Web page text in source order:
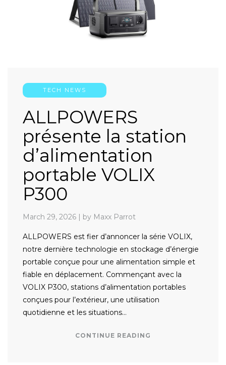
TECH NEWS
ALLPOWERS
présente la station
d’alimentation
portable VOLIX
P300
March 29, 2026 | by Maxx Parrot
ALLPOWERS est fier d’annoncer la série VOLIX,
notre dernière technologie en stockage d’énergie
portable conçue pour une alimentation simple et
fiable en déplacement. Commençant avec la
VOLIX P300, stations d’alimentation portables
conçues pour l’extérieur, une utilisation
quotidienne et les situations…
CONTINUE READING